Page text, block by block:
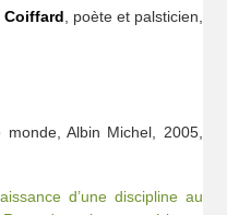
Coiffard , poète et palsticien,
Albin Michel, 2005,
d’une discipline au